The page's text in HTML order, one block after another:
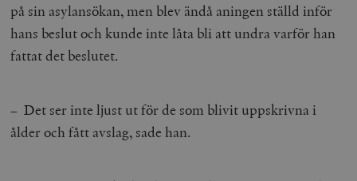
på sin asylansökan, men blev ändå aningen ställd inför
hans beslut och kunde inte låta bli att undra varför han
fattat det beslutet.
– Det ser inte ljust ut för de som blivit uppskrivna i
ålder och fått avslag, sade han.